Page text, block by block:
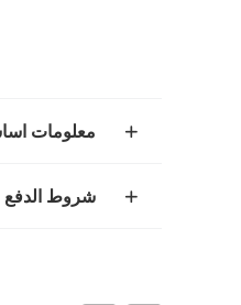
معلومات
شروط الدفع